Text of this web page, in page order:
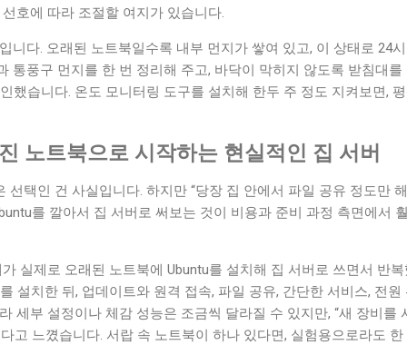
호에 따라 조절할 여지가 있습니다.
니다. 오래된 노트북일수록 내부 먼지가 쌓여 있고, 이 상태로 24
통풍구 먼지를 한 번 정리해 주고, 바닥이 막히지 않도록 받침대
했습니다. 온도 모니터링 도구를 설치해 한두 주 정도 지켜보면,
노트북으로 시작하는 현실적인 집 서버
선택인 건 사실입니다. 하지만 “당장 집 안에서 파일 공유 정도만
를 깔아서 집 서버로 써보는 것이 비용과 준비 과정 측면에서
실제로 오래된 노트북에 Ubuntu를 설치해 집 서버로 쓰면서 반
설치한 뒤, 업데이트와 원격 접속, 파일 공유, 간단한 서비스, 전
세부 설정이나 체감 성능은 조금씩 달라질 수 있지만, “새 장비를
고 느꼈습니다. 서랍 속 노트북이 하나 있다면, 실험용으로라도